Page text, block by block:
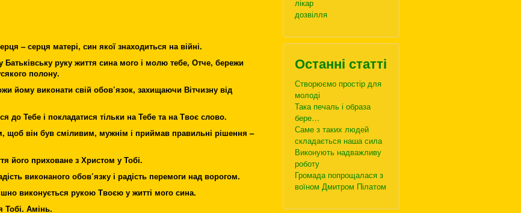
– серця матері, син якої знаходиться на війні.
руку життя сина мого і молю тебе, Отче, бережи
полону.
йому виконати свій обов’язок, захищаючи Вітчизну від
до Тебе і покладатися тільки на Тебе та на Твоє слово.
щоб він був сміливим, мужнім і приймав правильні рішення –
його приховане з Христом у Тобі.
виконаного обов’язку і радість перемоги над ворогом.
виконується рукою Твоєю у житті мого сина.
Амінь.
лікар
дозвілля
Останні статті
Створюємо простір для
молоді
Така печаль і образа
бере…
Саме з таких людей
складається наша сила
Виконують надважливу
роботу
Громада попрощалася з
воїном Дмитром Пілатом